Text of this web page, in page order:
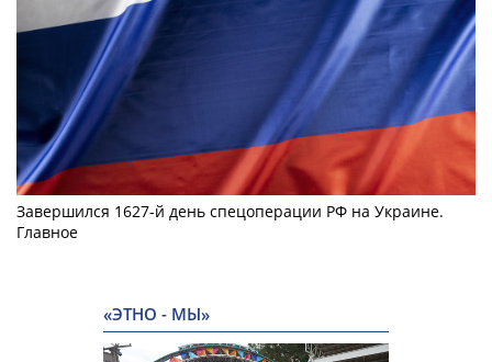
Завершился 1627-й день спецоперации РФ на Украине.
Главное
«ЭТНО - МЫ»